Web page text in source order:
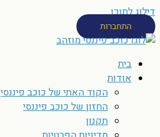
דילוג לתוכן
התחברות
בית
אודות
הקוד האתי של כוכב פיננסי
החזון של כוכב פיננסי
תקנון